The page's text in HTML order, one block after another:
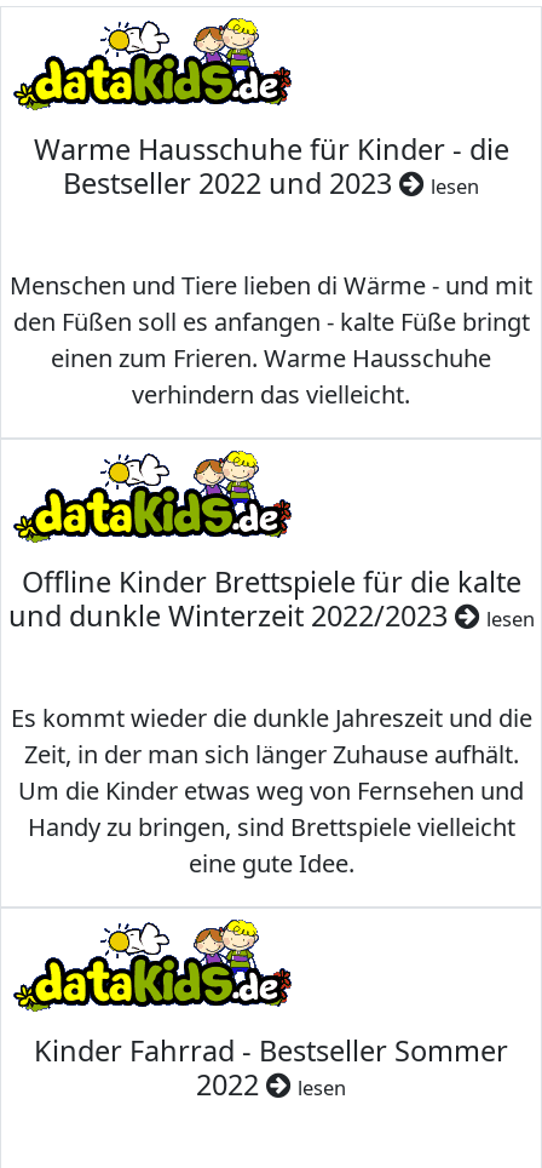
Warme Hausschuhe für Kinder - die
Bestseller 2022 und 2023
lesen
Menschen und Tiere lieben di Wärme - und mit
den Füßen soll es anfangen - kalte Füße bringt
einen zum Frieren. Warme Hausschuhe
verhindern das vielleicht.
Offline Kinder Brettspiele für die kalte
und dunkle Winterzeit 2022/2023
lesen
Es kommt wieder die dunkle Jahreszeit und die
Zeit, in der man sich länger Zuhause aufhält.
Um die Kinder etwas weg von Fernsehen und
Handy zu bringen, sind Brettspiele vielleicht
eine gute Idee.
Kinder Fahrrad - Bestseller Sommer
2022
lesen